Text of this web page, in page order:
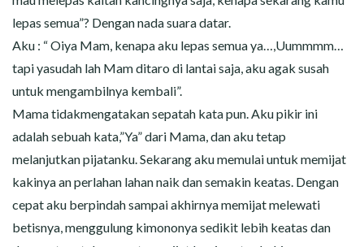
lepas semua”? Dengan nada suara datar.
Aku : “ Oiya Mam, kenapa aku lepas semua ya…,Uummmm…
tapi yasudah lah Mam ditaro di lantai saja, aku agak susah
untuk mengambilnya kembali”.
Mama tidakmengatakan sepatah kata pun. Aku pikir ini
adalah sebuah kata,”Ya” dari Mama, dan aku tetap
melanjutkan pijatanku. Sekarang aku memulai untuk memijat
kakinya an perlahan lahan naik dan semakin keatas. Dengan
cepat aku berpindah sampai akhirnya memijat melewati
betisnya, menggulung kimononya sedikit lebih keatas dan